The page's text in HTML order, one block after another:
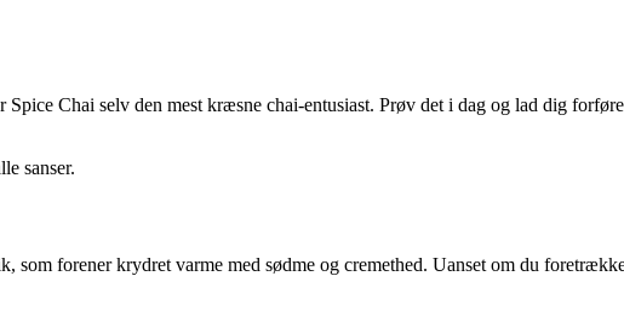
Chai selv den mest kræsne chai-entusiast. Prøv det i dag og lad dig
sanser.
forener krydret varme med sødme og cremethed. Uanset om du